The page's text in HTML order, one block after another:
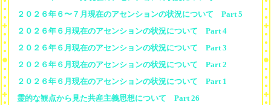
２０２６年６〜７月現在のアセンションの状況について Part 5
２０２６年６月現在のアセンションの状況について Part 4
２０２６年６月現在のアセンションの状況について Part 3
２０２６年６月現在のアセンションの状況について Part 2
２０２６年６月現在のアセンションの状況について Part 1
霊的な観点から見た共産主義思想について Part 26